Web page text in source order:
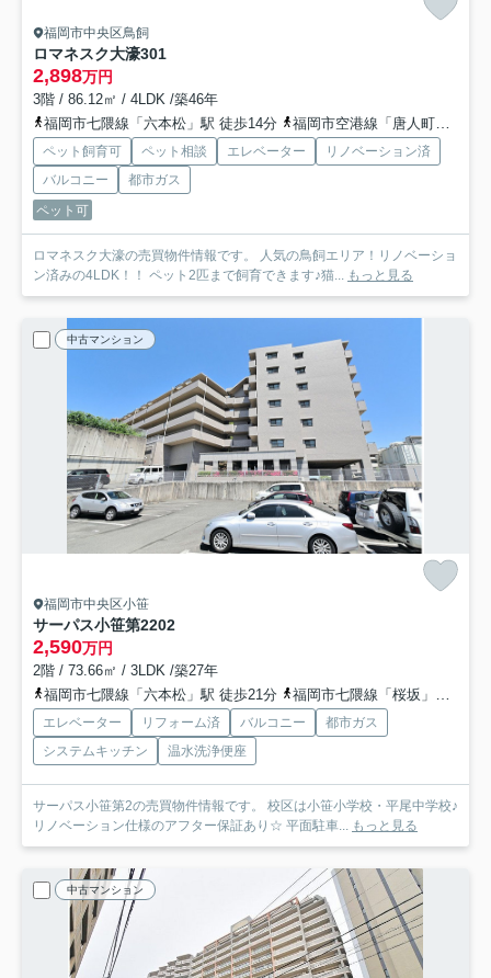
福岡市中央区鳥飼
ロマネスク大濠301
2,898万円
3階 / 86.12㎡ / 4LDK /築46年
福岡市七隈線「六本松」駅 徒歩14分
福岡市空港線「唐人町」駅 徒歩15分
ペット飼育可 ペット相談 エレベーター
リノベーション済
バルコニー
都市ガス
ペット可
ロマネスク大濠の売買物件情報です。 人気の鳥飼エリア！リノベーショ
ン済みの4LDK！！ ペット2匹まで飼育できます♪猫... もっと見る
中古マンション
福岡市中央区小笹
サーパス小笹第2202
2,590万円
2階 / 73.66㎡ / 3LDK /築27年
福岡市七隈線「六本松」駅 徒歩21分
福岡市七隈線「桜坂」駅 徒歩22分
エレベーター リフォーム済 バルコニー
都市ガス
システムキッチン
温水洗浄便座
サーパス小笹第2の売買物件情報です。 校区は小笹小学校・平尾中学校♪
リノベーション仕様のアフター保証あり☆ 平面駐車... もっと見る
中古マンション